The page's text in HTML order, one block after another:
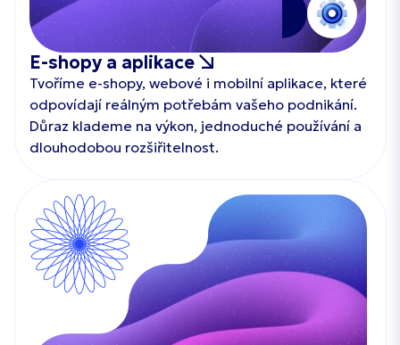
E-shopy a aplikace
Tvoříme e-shopy, webové i mobilní aplikace, které
odpovídají reálným potřebám vašeho podnikání.
Důraz klademe na výkon, jednoduché používání a
dlouhodobou rozšiřitelnost.